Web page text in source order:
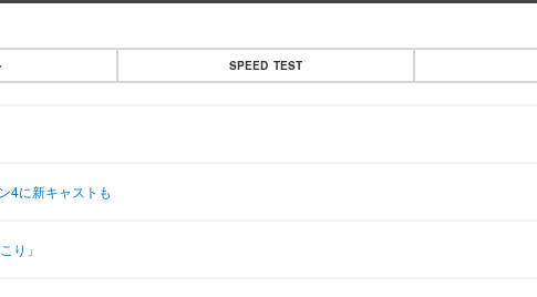
SPEED TEST
4に新キャストも
り」